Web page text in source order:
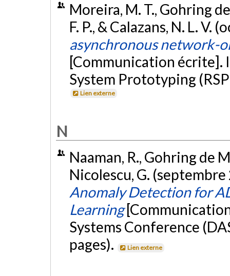
Moreira, M. T., Gohring
F. P., & Calazans, N. L. V.
asynchronous network-
[Communication écrite].
System Prototyping
Lien externe
N
Naaman, R., Gohring de
Nicolescu, G.
Anomaly Detection for
Learning
Systems Conference
pages).
Lien externe